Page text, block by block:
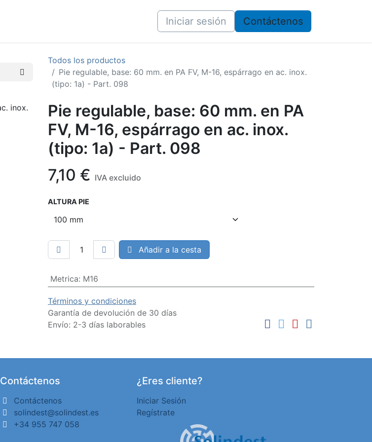
Iniciar sesión ​​Contáctenos
Todos los productos
Pie regulable, base: 60 mm. en PA FV, M-16, espárrago en ac. inox.
(tipo: 1a) - Part. 098
Pie regulable, base: 60 mm. en PA
FV, M-16, espárrago en ac. inox.
(tipo: 1a) - Part. 098
7,10 € IVA excluido
ALTURA PIE
Añadir a la cesta
Metrica: M16
Términos y condiciones
Garantía de devolución de 30 días
Envío: 2-3 días laborables
Contáctenos
Contáctenos
solindest@solindest.es
+34 955 747 058
¿Eres cliente?
Iniciar Sesión
Regístrate